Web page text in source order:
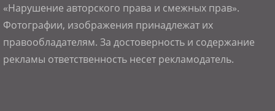
«Нарушение авторского права и смежных прав».
Фотографии, изображения принадлежат их
правообладателям. За достоверность и содержание
рекламы ответственность несет рекламодатель.